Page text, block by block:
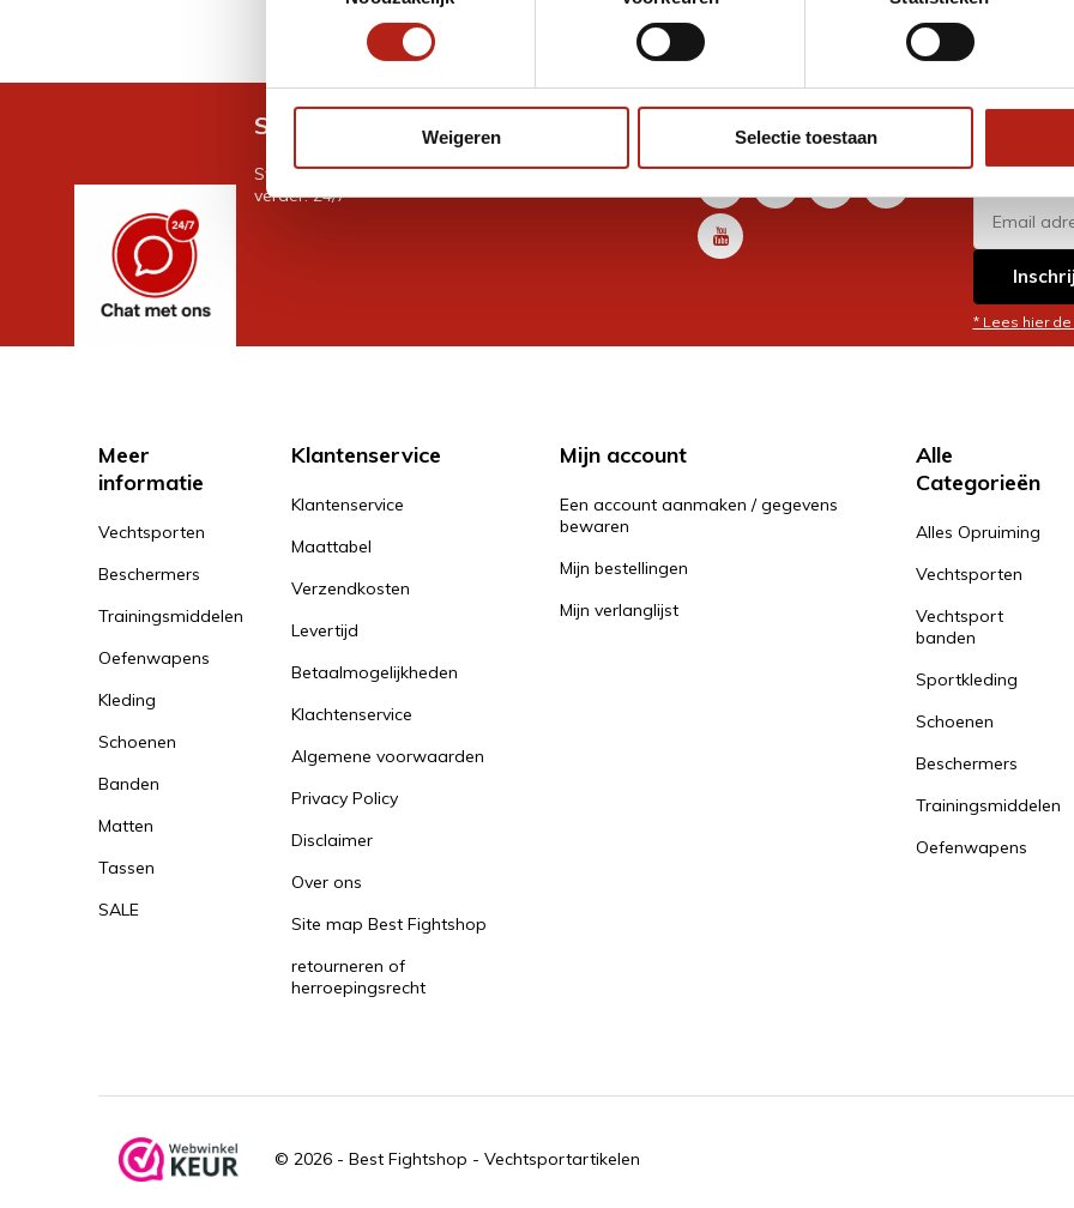
Weigeren Selectie toestaan
GRATIS verzending v.a €75 Eenvoudig ruilen of retour
Snel antwoord op je vraag?
Stel je vraag in de chat, en we helpen je graag
verder. 24/7
Volg ons
* Lees hier
Meer
informatie
Vechtsporten
Beschermers
Trainingsmiddelen
Oefenwapens
Kleding
Schoenen
Banden
Matten
Tassen
SALE
Klantenservice
Klantenservice
Maattabel
Verzendkosten
Levertijd
Betaalmogelijkheden
Klachtenservice
Algemene voorwaarden
Privacy Policy
Disclaimer
Over ons
Site map Best Fightshop
retourneren of
herroepingsrecht
Mijn account
Een account aanmaken / gegevens
bewaren
Mijn bestellingen
Mijn verlanglijst
Alle
Categorieën
Alles Opruiming
Vechtsporten
Vechtsport
banden
Sportkleding
Schoenen
Beschermers
Trainingsmiddelen
Oefenwapens
© 2026 - Best Fightshop - Vechtsportartikelen